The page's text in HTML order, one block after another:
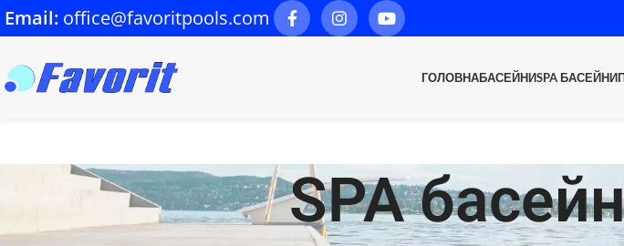
Email: office@favoritpools.com
ГОЛОВНАБАСЕЙНИSPA БАСЕЙНИ
SPA